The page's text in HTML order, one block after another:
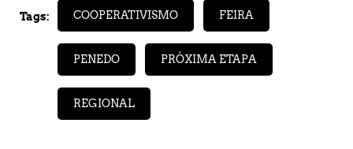
Tags: COOPERATIVISMO FEIRA
PENEDO PRÓXIMA ETAPA
REGIONAL